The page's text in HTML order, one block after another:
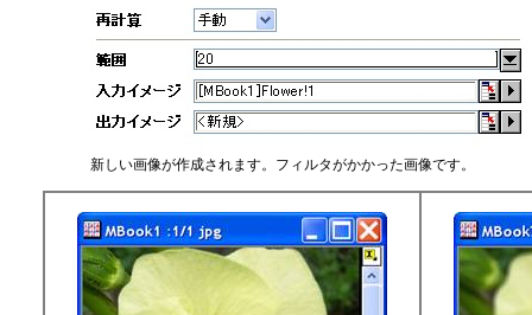
新しい画像が作成されます。フィルタがかかった画像です。